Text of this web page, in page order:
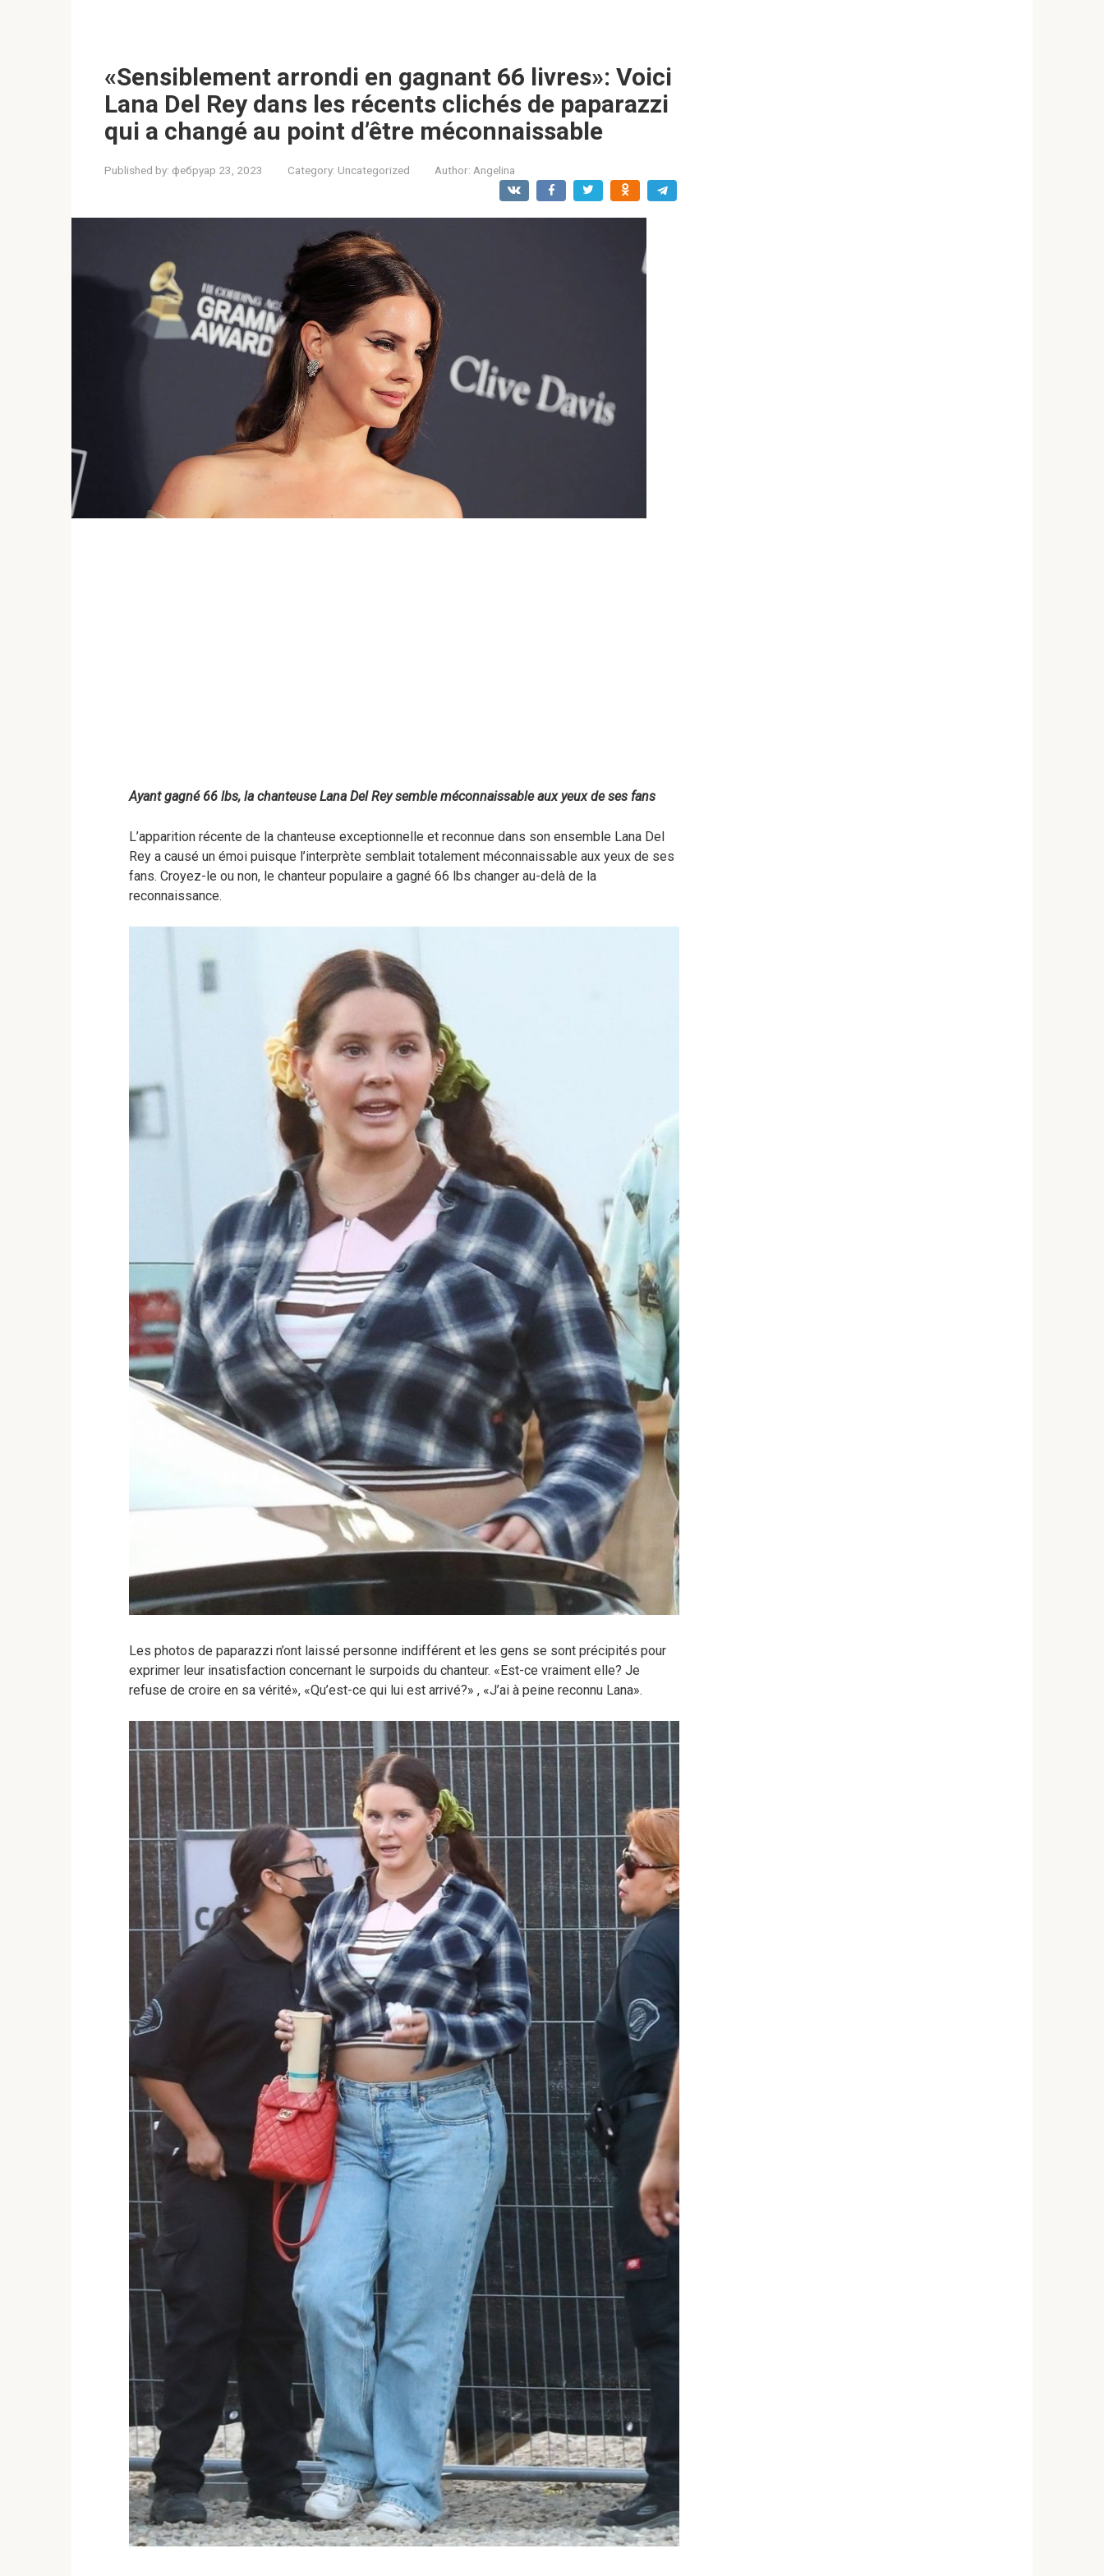
«Sensiblement arrondi en gagnant 66 livres»: Voici
Lana Del Rey dans les récents clichés de paparazzi
qui a changé au point d’être méconnaissable
Published by: фебруар 23, 2023 Category: Uncategorized Author: Angelina
Ayant gagné 66 lbs, la chanteuse Lana Del Rey semble méconnaissable aux yeux de ses fans
L’apparition récente de la chanteuse exceptionnelle et reconnue dans son ensemble Lana Del
Rey a causé un émoi puisque l’interprète semblait totalement méconnaissable aux yeux de ses
fans. Croyez-le ou non, le chanteur populaire a gagné 66 lbs changer au-delà de la
reconnaissance.
Les photos de paparazzi n’ont laissé personne indifférent et les gens se sont précipités pour
exprimer leur insatisfaction concernant le surpoids du chanteur. «Est-ce vraiment elle? Je
refuse de croire en sa vérité», «Qu’est-ce qui lui est arrivé?» , «J’ai à peine reconnu Lana».